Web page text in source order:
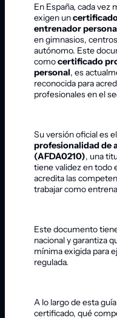
En España, cada vez
exigen un
entrenador
en gimnasios,
autónomo. Este
comocertificado
personal, es
reconocida para
profesionales en el
Su versión oficial es el
profesionalidad de
(AFDA0210), una
tiene validez en todo
acredita las
trabajar como
Este documento
nacional y garantiza
mínima exigida para
regulada.
A lo largo de esta
certificado, qué